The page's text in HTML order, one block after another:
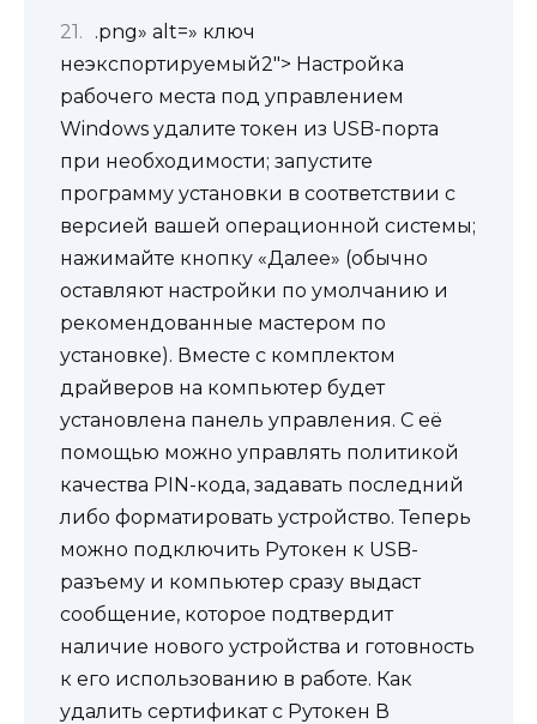
.png» alt=» ключ
неэкспортируемый2″> Настройка
рабочего места под управлением
Windows удалите токен из USB-порта
при необходимости; запустите
программу установки в соответствии с
версией вашей операционной системы;
нажимайте кнопку «Далее» (обычно
оставляют настройки по умолчанию и
рекомендованные мастером по
установке). Вместе с комплектом
драйверов на компьютер будет
установлена панель управления. С её
помощью можно управлять политикой
качества PIN-кода, задавать последний
либо форматировать устройство. Теперь
можно подключить Рутокен к USB-
разъему и компьютер сразу выдаст
сообщение, которое подтвердит
наличие нового устройства и готовность
к его использованию в работе. Как
удалить сертификат с Рутокен В